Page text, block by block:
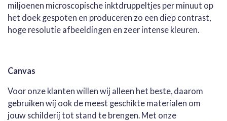
miljoenen microscopische inktdruppeltjes per minuut op
het doek gespoten en produceren zo een diep contrast,
hoge resolutie afbeeldingen en zeer intense kleuren.
Canvas
Voor onze klanten willen wij alleen het beste, daarom
gebruiken wij ook de meest geschikte materialen om
jouw schilderij tot stand te brengen. Met onze